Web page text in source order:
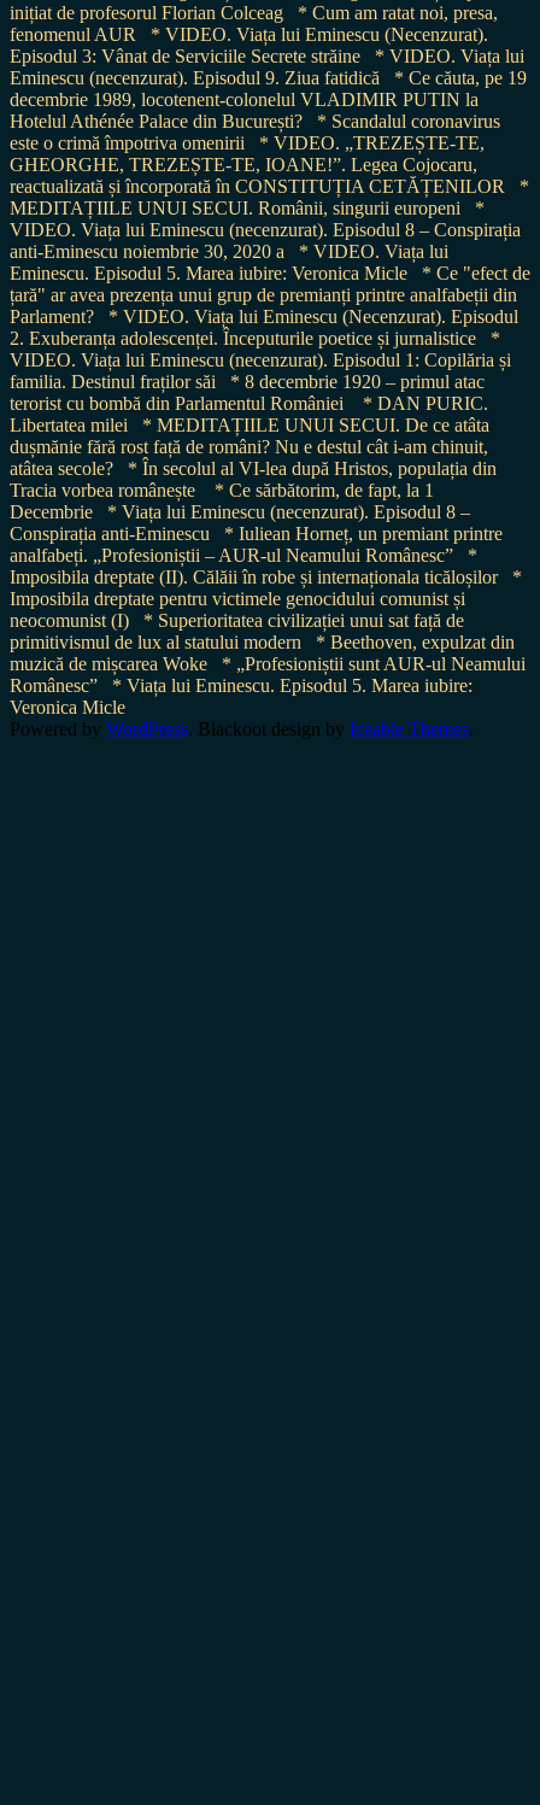
inițiat de profesorul Florian Colceag
* Cum am ratat noi, presa,
fenomenul AUR
* VIDEO. Viața lui Eminescu (Necenzurat).
Episodul 3: Vânat de Serviciile Secrete străine
* VIDEO. Viața lui
Eminescu (necenzurat). Episodul 9. Ziua fatidică
* Ce căuta, pe 19
decembrie 1989, locotenent-colonelul VLADIMIR PUTIN la
Hotelul Athénée Palace din București?
* Scandalul coronavirus
este o crimă împotriva omenirii
* VIDEO. „TREZEȘTE-TE,
GHEORGHE, TREZEȘTE-TE, IOANE!”. Legea Cojocaru,
reactualizată și încorporată în CONSTITUȚIA CETĂȚENILOR
*
MEDITAȚIILE UNUI SECUI. Românii, singurii europeni
*
VIDEO. Viața lui Eminescu (necenzurat). Episodul 8 – Conspirația
anti-Eminescu noiembrie 30, 2020 a
* VIDEO. Viața lui
Eminescu. Episodul 5. Marea iubire: Veronica Micle
* Ce "efect de
țară" ar avea prezența unui grup de premianți printre analfabeții din
Parlament?
* VIDEO. Viața lui Eminescu (Necenzurat). Episodul
2. Exuberanța adolescenței. Începuturile poetice și jurnalistice
*
VIDEO. Viața lui Eminescu (necenzurat). Episodul 1: Copilăria și
familia. Destinul fraților săi
* 8 decembrie 1920 – primul atac
terorist cu bombă din Parlamentul României
* DAN PURIC.
Libertatea milei
* MEDITAȚIILE UNUI SECUI. De ce atâta
dușmănie fără rost față de români? Nu e destul cât i-am chinuit,
atâtea secole?
* În secolul al VI-lea după Hristos, populația din
Tracia vorbea românește
* Ce sărbătorim, de fapt, la 1
Decembrie
* Viața lui Eminescu (necenzurat). Episodul 8 –
Conspirația anti-Eminescu
* Iuliean Horneț, un premiant printre
analfabeți. „Profesioniștii – AUR-ul Neamului Românesc”
*
Imposibila dreptate (II). Călăii în robe și internaționala ticăloșilor
*
Imposibila dreptate pentru victimele genocidului comunist și
neocomunist (I)
* Superioritatea civilizației unui sat față de
primitivismul de lux al statului modern
* Beethoven, expulzat din
muzică de mișcarea Woke
* „Profesioniștii sunt AUR-ul Neamului
Românesc”
* Viața lui Eminescu. Episodul 5. Marea iubire:
Veronica Micle
Powered by WordPress. Blackoot design by Iceable Themes.